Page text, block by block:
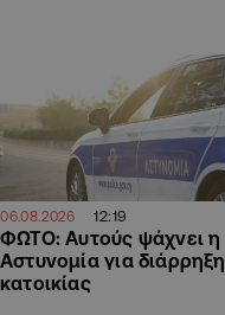
06.08.2026 12:19
ΦΩΤΟ: Αυτούς ψάχνει η
Αστυνομία για διάρρηξη
κατοικίας